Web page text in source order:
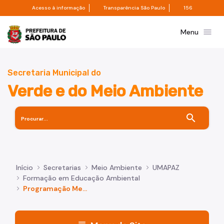
Pular para o Conteúdo principal
Acesso à informação Divisor de acesso à informação
Transparência São Paulo Divisor de
156
Prefeitura de São Paulo Menu menu
Secretaria Municipal do
Verde e do Meio Ambiente
search
Início Secretarias Meio Ambiente
UMAPAZ
Formação em Educação Ambiental
Programação Mensal